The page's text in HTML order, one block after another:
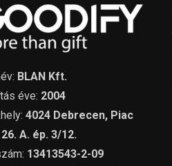
BLAN Kft.
éve: 2004
4024 Debrecen, Piac
A. ép. 3/12.
13413543-2-09